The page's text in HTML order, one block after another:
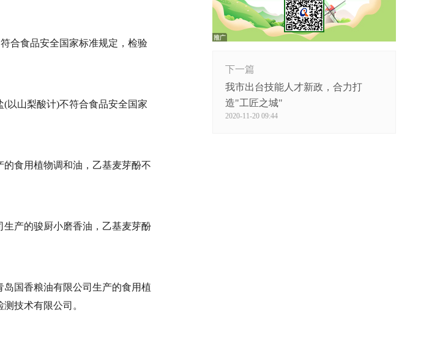
合食品安全国家标准规定，检验
(以山梨酸计)不符合食品安全国家
的食用植物调和油，乙基麦芽酚不
生产的骏厨小磨香油，乙基麦芽酚
岛国香粮油有限公司生产的食用植
技术有限公司。
下一篇
我市出台技能人才新政，合力打
造"工匠之城"
2020-11-20 09:44